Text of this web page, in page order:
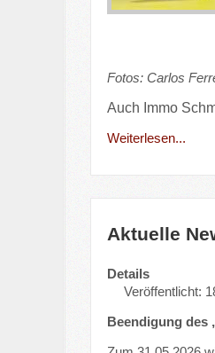
Fotos: Carlos
Auch Immo
Weiterlesen...
Aktuelle
Details
Veröffentlicht:
Beendigung des